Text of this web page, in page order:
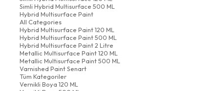
Simli Hybrid Multisurface 500 ML
Hybrid Multisurface Paint
All Categories
Hybrid Multisurface Paint 120 ML
Hybrid Multisurface Paint 500 ML
Hybrid Multisurface Paint 2 Litre
Metallic Multisurface Paint 120 ML
Metallic Multisurface Paint 500 ML
Varnished Paint Senart
Tüm Kategoriler
Vernikli Boya 120 ML